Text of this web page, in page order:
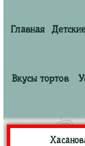
Главная
Вкусы тортов